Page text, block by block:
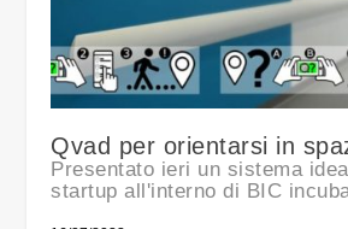
Qvad per orientarsi in
Presentato ieri un sistema
startup all'interno di BIC